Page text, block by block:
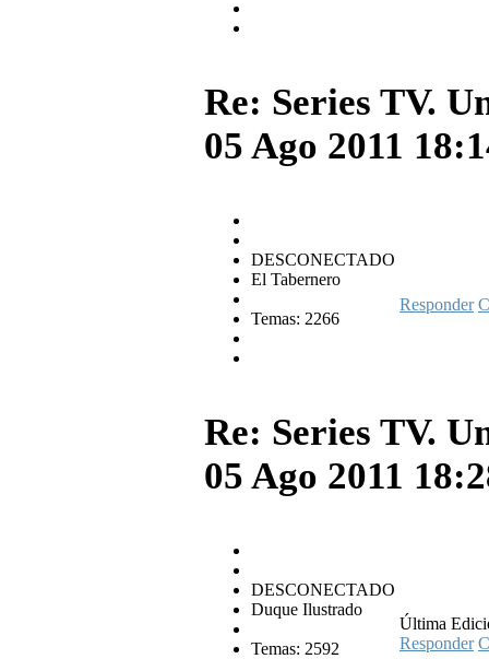
Re: Series TV.
05 Ago 2011
DESCONECTADO
El Tabernero
Temas: 2266
Responder
Re: Series TV.
05 Ago 2011
DESCONECTADO
Duque Ilustrado
Temas: 2592
Última
Responder